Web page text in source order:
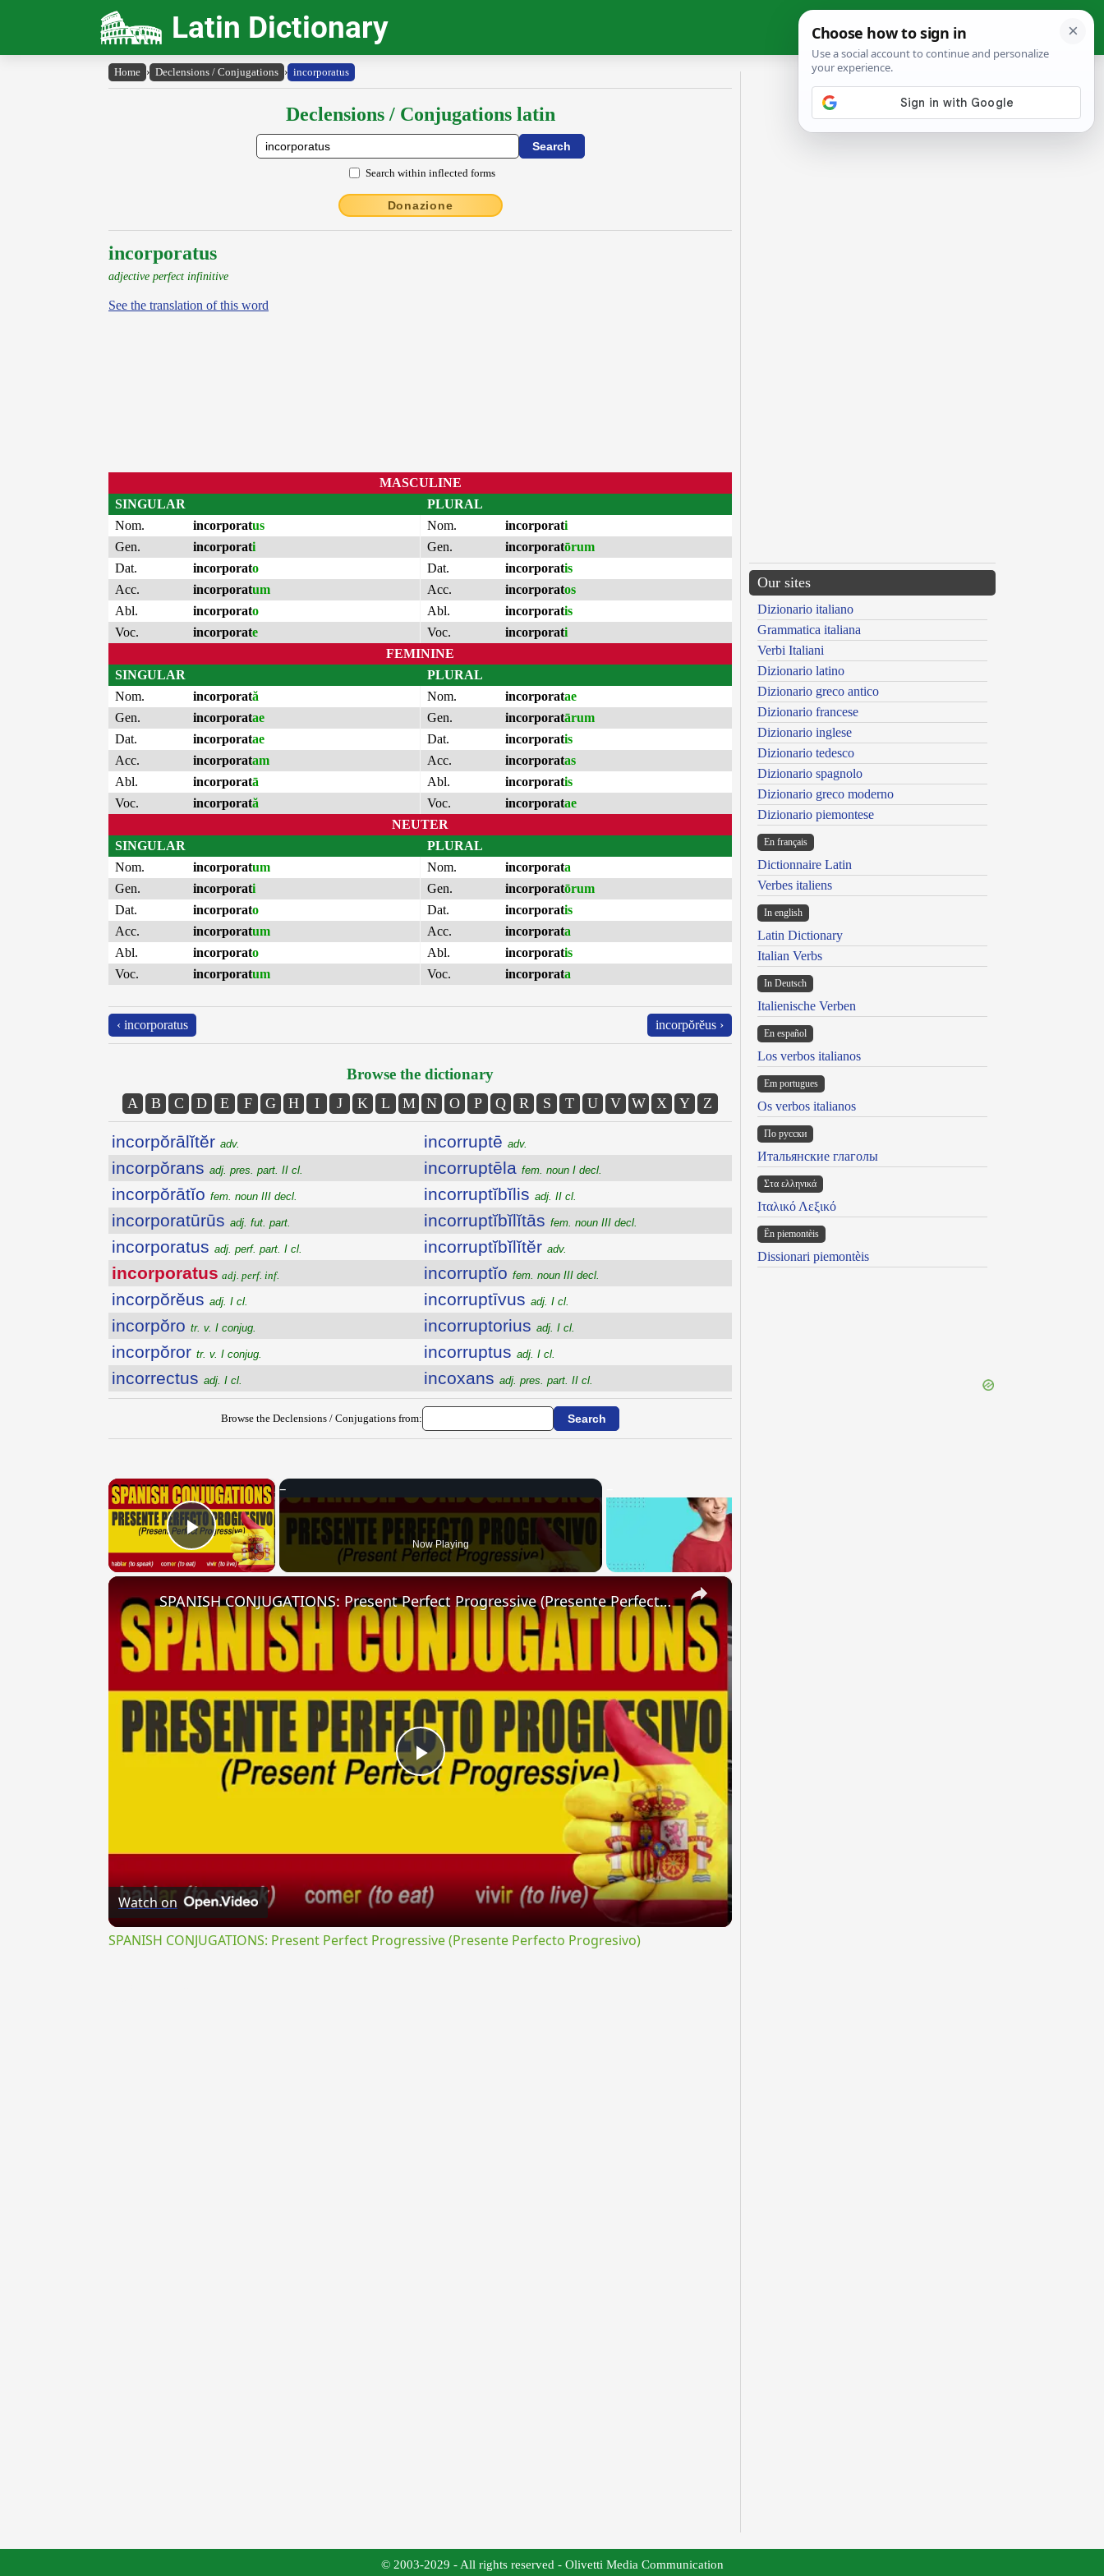
Latin Dictionary
Home › Declensions / Conjugations › incorporatus
Declensions / Conjugations latin
Search within inflected forms
Donazione
incorporatus
adjective perfect infinitive
See the translation of this word
MASCULINE
SINGULAR
Nom.
incorporatus
Gen.
incorporati
Dat.
incorporato
Acc.
incorporatum
Abl.
incorporato
Voc.
incorporate
PLURAL
Nom.
incorporati
Gen.
incorporatōrum
Dat.
incorporatis
Acc.
incorporatos
Abl.
incorporatis
Voc.
incorporati
FEMININE
SINGULAR
Nom.
incorporată
Gen.
incorporatae
Dat.
incorporatae
Acc.
incorporatam
Abl.
incorporatā
Voc.
incorporată
PLURAL
Nom.
incorporatae
Gen.
incorporatārum
Dat.
incorporatis
Acc.
incorporatas
Abl.
incorporatis
Voc.
incorporatae
NEUTER
SINGULAR
Nom.
incorporatum
Gen.
incorporati
Dat.
incorporato
Acc.
incorporatum
Abl.
incorporato
Voc.
incorporatum
PLURAL
Nom.
incorporata
Gen.
incorporatōrum
Dat.
incorporatis
Acc.
incorporata
Abl.
incorporatis
Voc.
incorporata
‹ incorporatus incorpŏrĕus ›
Browse the dictionary
A B C D E F G H I J K L M N O P Q R S T U V W X Y Z
incorpŏrālĭtĕr adv.
incorpŏrans adj. pres. part. II cl.
incorpŏrātĭo fem. noun III decl.
incorporatūrūs adj. fut. part.
incorporatus adj. perf. part. I cl.
incorporatus adj. perf. inf.
incorpŏrĕus adj. I cl.
incorpŏro tr. v. I conjug.
incorpŏror tr. v. I conjug.
incorrectus adj. I cl.
incorruptē adv.
incorruptēla fem. noun I decl.
incorruptĭbĭlis adj. II cl.
incorruptĭbĭlĭtās fem. noun III decl.
incorruptĭbĭlĭtĕr adv.
incorruptĭo fem. noun III decl.
incorruptīvus adj. I cl.
incorruptorius adj. I cl.
incorruptus adj. I cl.
incoxans adj. pres. part. II cl.
Browse the Declensions / Conjugations from:
×
Play Video Now Playing
×
Play
SPANISH CONJUGATIONS: Present Perfect Progressive (Presente Perfecto Progresivo)
Watch on
SPANISH CONJUGATIONS: Present Perfect Progressive (Presente Perfecto Progresivo)
Our sites
Dizionario italiano
Grammatica italiana
Verbi Italiani
Dizionario latino
Dizionario greco antico
Dizionario francese
Dizionario inglese
Dizionario tedesco
Dizionario spagnolo
Dizionario greco moderno
Dizionario piemontese
En français
Dictionnaire Latin
Verbes italiens
In english
Latin Dictionary
Italian Verbs
In Deutsch
Italienische Verben
En español
Los verbos italianos
Em portugues
Os verbos italianos
По русски
Итальянские глаголы
Στα ελληνικά
Ιταλικό Λεξικό
Ën piemontèis
Dissionari piemontèis
© 2003-2029 - All rights reserved - Olivetti Media Communication